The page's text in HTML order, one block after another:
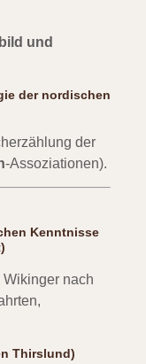
und
der nordischen
der
-Assoziationen).
Kenntnisse
nach
Thirslund)